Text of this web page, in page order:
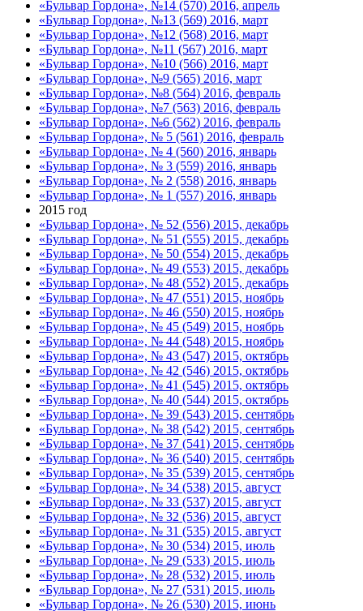
«Бульвар Гордона», №14 (570) 2016, апрель
«Бульвар Гордона», №13 (569) 2016, март
«Бульвар Гордона», №12 (568) 2016, март
«Бульвар Гордона», №11 (567) 2016, март
«Бульвар Гордона», №10 (566) 2016, март
«Бульвар Гордона», №9 (565) 2016, март
«Бульвар Гордона», №8 (564) 2016, февраль
«Бульвар Гордона», №7 (563) 2016, февраль
«Бульвар Гордона», №6 (562) 2016, февраль
«Бульвар Гордона», № 5 (561) 2016, февраль
«Бульвар Гордона», № 4 (560) 2016, январь
«Бульвар Гордона», № 3 (559) 2016, январь
«Бульвар Гордона», № 2 (558) 2016, январь
«Бульвар Гордона», № 1 (557) 2016, январь
2015 год
«Бульвар Гордона», № 52 (556) 2015, декабрь
«Бульвар Гордона», № 51 (555) 2015, декабрь
«Бульвар Гордона», № 50 (554) 2015, декабрь
«Бульвар Гордона», № 49 (553) 2015, декабрь
«Бульвар Гордона», № 48 (552) 2015, декабрь
«Бульвар Гордона», № 47 (551) 2015, ноябрь
«Бульвар Гордона», № 46 (550) 2015, ноябрь
«Бульвар Гордона», № 45 (549) 2015, ноябрь
«Бульвар Гордона», № 44 (548) 2015, ноябрь
«Бульвар Гордона», № 43 (547) 2015, октябрь
«Бульвар Гордона», № 42 (546) 2015, октябрь
«Бульвар Гордона», № 41 (545) 2015, октябрь
«Бульвар Гордона», № 40 (544) 2015, октябрь
«Бульвар Гордона», № 39 (543) 2015, сентябрь
«Бульвар Гордона», № 38 (542) 2015, сентябрь
«Бульвар Гордона», № 37 (541) 2015, сентябрь
«Бульвар Гордона», № 36 (540) 2015, сентябрь
«Бульвар Гордона», № 35 (539) 2015, сентябрь
«Бульвар Гордона», № 34 (538) 2015, август
«Бульвар Гордона», № 33 (537) 2015, август
«Бульвар Гордона», № 32 (536) 2015, август
«Бульвар Гордона», № 31 (535) 2015, август
«Бульвар Гордона», № 30 (534) 2015, июль
«Бульвар Гордона», № 29 (533) 2015, июль
«Бульвар Гордона», № 28 (532) 2015, июль
«Бульвар Гордона», № 27 (531) 2015, июль
«Бульвар Гордона», № 26 (530) 2015, июнь